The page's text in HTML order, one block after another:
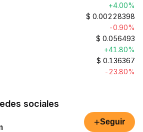
+4.00%
$ 0.00228398
-0.90%
$ 0.056493
+41.80%
$ 0.136367
-23.80%
sociales
+Seguir